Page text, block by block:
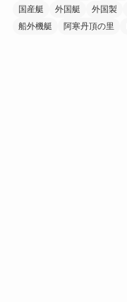
国産艇
外国艇 外国製
船外機艇
阿寒丹頂の里